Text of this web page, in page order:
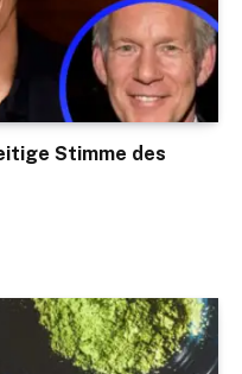
Stimme des